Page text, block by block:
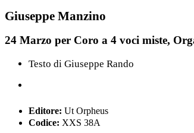
Giuseppe Manzino
24 Marzo per Coro a 4 voci miste,
Testo di Giuseppe Rando
Editore: Ut Orpheus
Codice: XXS 38A